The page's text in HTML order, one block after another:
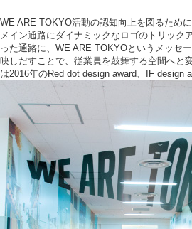
WE ARE TOKYO活動の認知向上を図るため
メイン通路にダイナミックなロゴのトリック
った通路に、WE ARE TOKYOというメッセ
映しだすことで、従業員を鼓舞する空間へと
は2016年のRed dot design award、IF design